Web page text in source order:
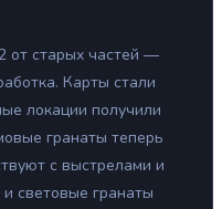
от старых частей —
Карты стали
локации получили
гранаты теперь
с выстрелами и
световые гранаты